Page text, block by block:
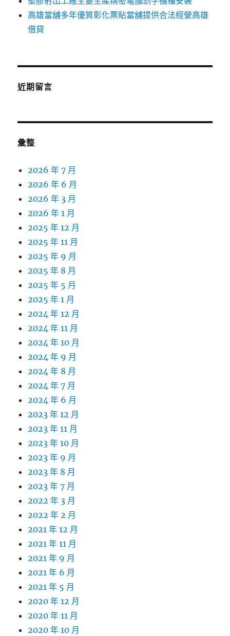
高雄當舖多年優質彰化票貼當舖提供合法經營高雄
借貸
近期留言
彙整
2026 年 7 月
2026 年 6 月
2026 年 3 月
2026 年 1 月
2025 年 12 月
2025 年 11 月
2025 年 9 月
2025 年 8 月
2025 年 5 月
2025 年 1 月
2024 年 12 月
2024 年 11 月
2024 年 10 月
2024 年 9 月
2024 年 8 月
2024 年 7 月
2024 年 6 月
2023 年 12 月
2023 年 11 月
2023 年 10 月
2023 年 9 月
2023 年 8 月
2023 年 7 月
2022 年 3 月
2022 年 2 月
2021 年 12 月
2021 年 11 月
2021 年 9 月
2021 年 6 月
2021 年 5 月
2020 年 12 月
2020 年 11 月
2020 年 10 月